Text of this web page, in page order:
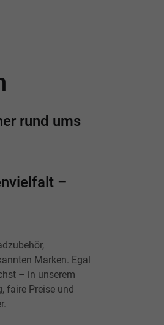
rund ums
–
Marken. Egal
– in unserem
faire Preise und